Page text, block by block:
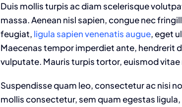
Duis mollis turpis ac diam scelerisque
massa. Aenean nisl sapien, congue nec
feugiat, ligula sapien venenatis augue, eget
Maecenas tempor imperdiet ante, hendrerit
vulputate. Mauris turpis tortor, euismod
Suspendisse quam leo, consectetur ac nisi
mollis consectetur, sem quam egestas